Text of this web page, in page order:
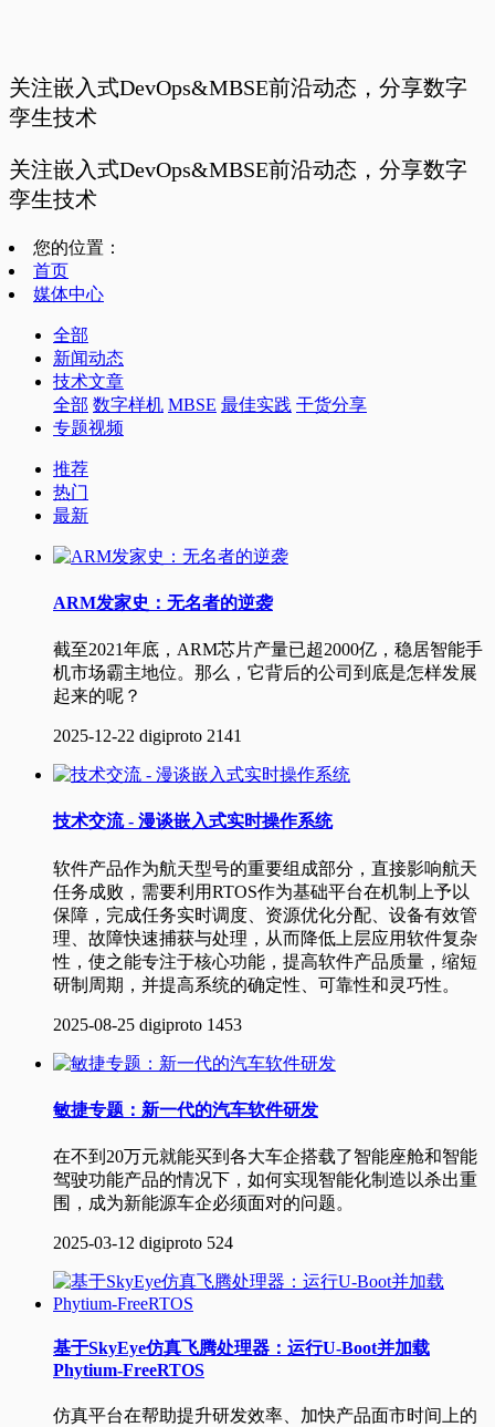
关注嵌入式DevOps&MBSE前沿动态，分享数字
孪生技术
关注嵌入式DevOps&MBSE前沿动态，分享数字
孪生技术
您的位置：
首页
媒体中心
全部
新闻动态
技术文章
全部 数字样机 MBSE 最佳实践 干货分享
专题视频
推荐
热门
最新
ARM发家史：无名者的逆袭
截至2021年底，ARM芯片产量已超2000亿，稳居智能手
机市场霸主地位。那么，它背后的公司到底是怎样发展
起来的呢？
2025-12-22 digiproto 2141
技术交流 - 漫谈嵌入式实时操作系统
软件产品作为航天型号的重要组成部分，直接影响航天
任务成败，需要利用RTOS作为基础平台在机制上予以
保障，完成任务实时调度、资源优化分配、设备有效管
理、故障快速捕获与处理，从而降低上层应用软件复杂
性，使之能专注于核心功能，提高软件产品质量，缩短
研制周期，并提高系统的确定性、可靠性和灵巧性。
2025-08-25 digiproto 1453
敏捷专题：新一代的汽车软件研发
在不到20万元就能买到各大车企搭载了智能座舱和智能
驾驶功能产品的情况下，如何实现智能化制造以杀出重
围，成为新能源车企必须面对的问题。
2025-03-12 digiproto 524
基于SkyEye仿真飞腾处理器：运行U-Boot并加载
Phytium-FreeRTOS
仿真平台在帮助提升研发效率、加快产品面市时间上的